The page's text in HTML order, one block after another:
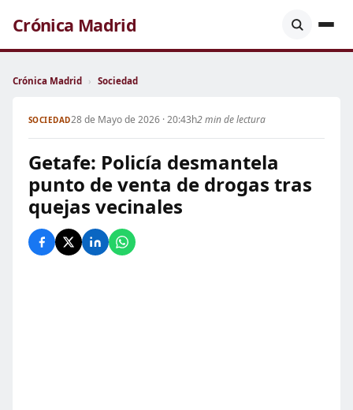
Crónica Madrid
Crónica Madrid › Sociedad
SOCIEDAD28 de Mayo de 2026 · 20:43h2 min de lectura
Getafe: Policía desmantela
punto de venta de drogas tras
quejas vecinales